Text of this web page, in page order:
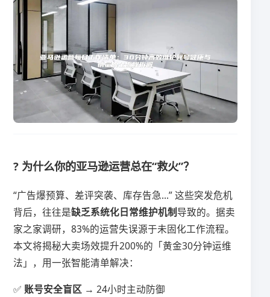
? 为什么你的亚马逊运营总在“救火”？
“广告爆预算、差评突袭、库存告急...” 这些突发危机
背后，往往是​​缺乏系统化日常维护机制​​导致的。据卖
家之家调研，83%的运营失误源于未固化工作流程。
本文将揭秘大卖场效提升200%的「黄金30分钟运维
法」，用一张智能清单解决：
✅ ​ ​账号安全盲区​ ​ → 24小时主动防御